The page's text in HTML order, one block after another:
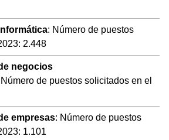
: Número de puestos
2.448
negocios
de puestos solicitados en el
empresas: Número de puestos
1.101